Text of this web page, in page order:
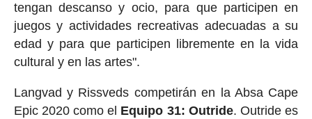
tengan descanso y ocio, para que participen en
juegos y actividades recreativas adecuadas a su
edad y para que participen libremente en la vida
cultural y en las artes".
Langvad y Rissveds competirán en la Absa Cape
Epic 2020 como el Equipo 31: Outride. Outride es